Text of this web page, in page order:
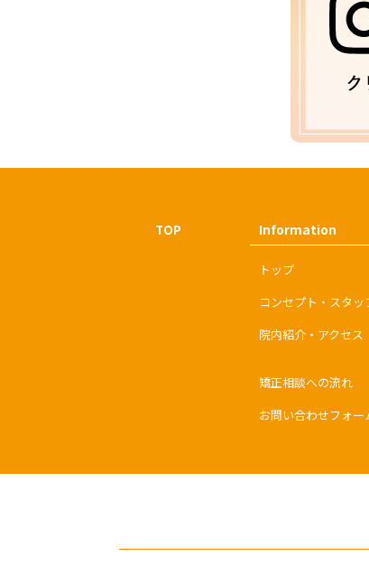
TOP Information
トップ
コンセプト・スタッ
院内紹介・アクセス
矯正相談への流れ
お問い合わせフォー